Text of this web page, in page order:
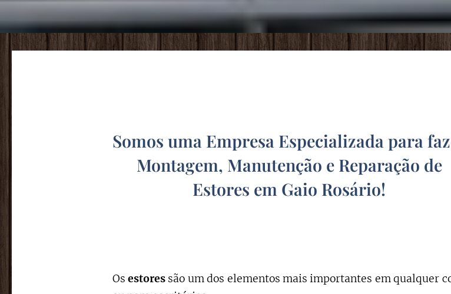
Somos uma Empresa Especializada para
Montagem, Manutenção e Reparação de
Estores em Gaio Rosário!
Os estoressão um dos elementos mais importantes em qualquer